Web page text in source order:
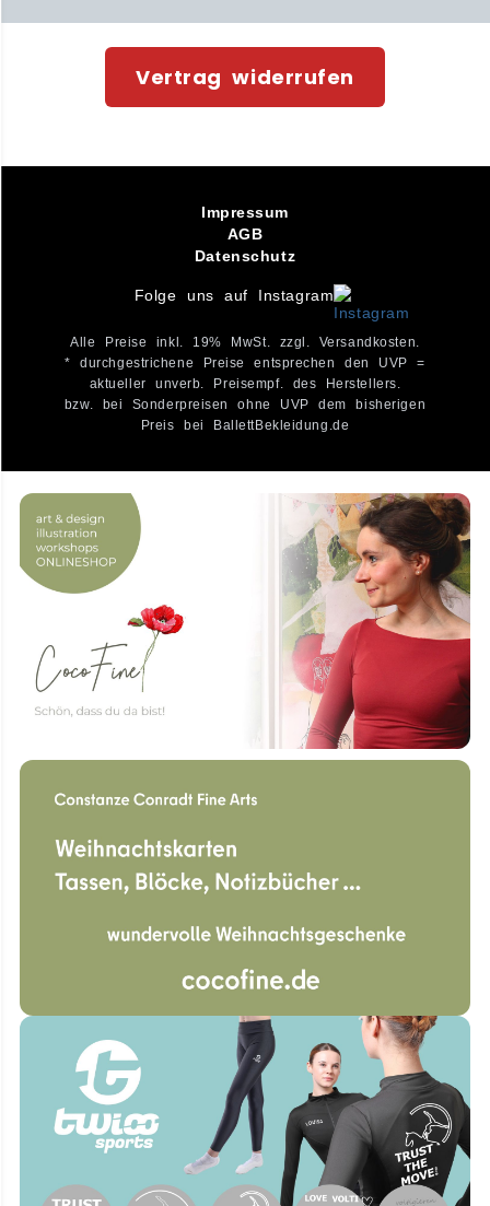
Vertrag widerrufen
Impressum
AGB
Datenschutz
Folge uns auf Instagram
Alle Preise inkl. 19% MwSt. zzgl. Versandkosten.
* durchgestrichene Preise entsprechen den UVP =
aktueller unverb. Preisempf. des Herstellers.
bzw. bei Sonderpreisen ohne UVP dem bisherigen
Preis bei BallettBekleidung.de